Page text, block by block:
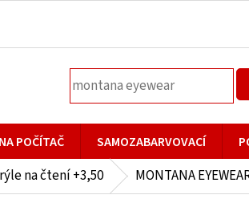
NA POČÍTAČ SAMOZABARVOVACÍ
na čtení +3,50 MONTANA